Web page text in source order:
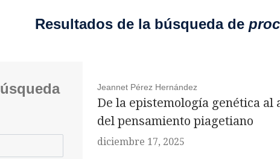
Resultados de la búsqueda de
Jeannet Pérez Hernández
De la epistemología genética
del pensamiento piagetiano
diciembre 17, 2025